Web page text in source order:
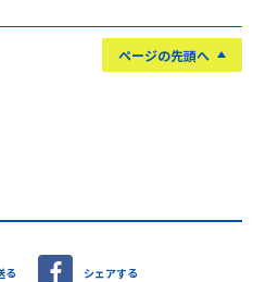
ページの先頭へ
る シェアする